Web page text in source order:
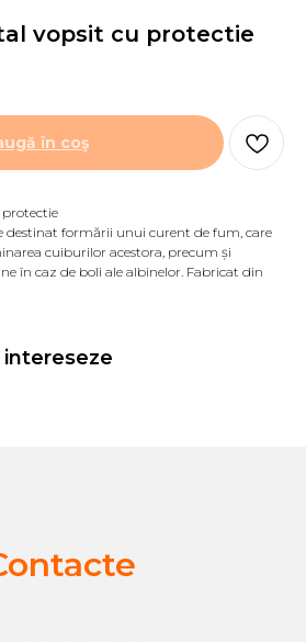
vopsit cu protectie
în coş
destinat formării unui curent de fum, care
cuiburilor acestora, precum și
în caz de boli ale albinelor. Fabricat din